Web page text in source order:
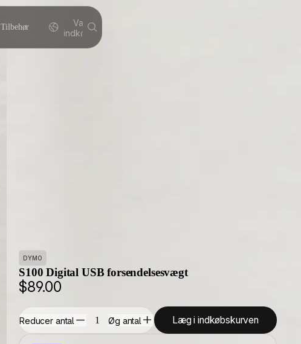
Tilbehør
Varer i alt i
indkøbskurven:
0
DYMO
S100 Digital USB forsendelsesvægt
$89.00
Reducer antal Øg antal Læg i indkøbskurven